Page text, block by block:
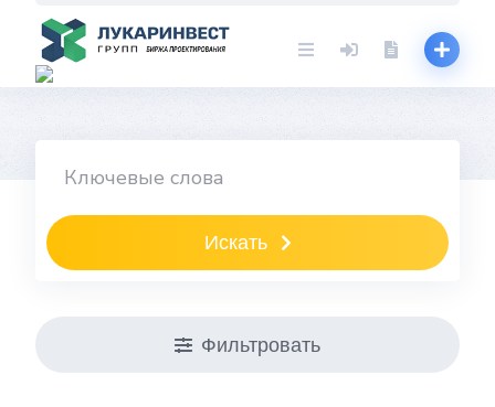
content
Искать
Фильтровать